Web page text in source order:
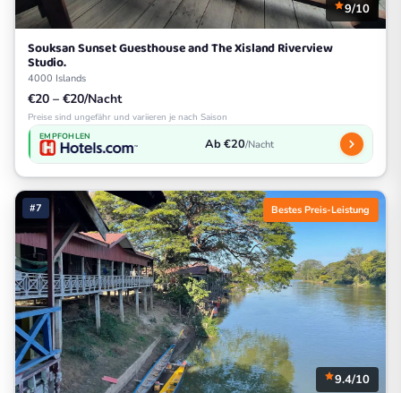
9/10
Souksan Sunset Guesthouse and The Xisland Riverview
Studio.
4000 Islands
€20 – €20/Nacht
Preise sind ungefähr und variieren je nach Saison
EMPFOHLEN Ab €20/Nacht
#7 Bestes Preis-Leistung
9.4/10